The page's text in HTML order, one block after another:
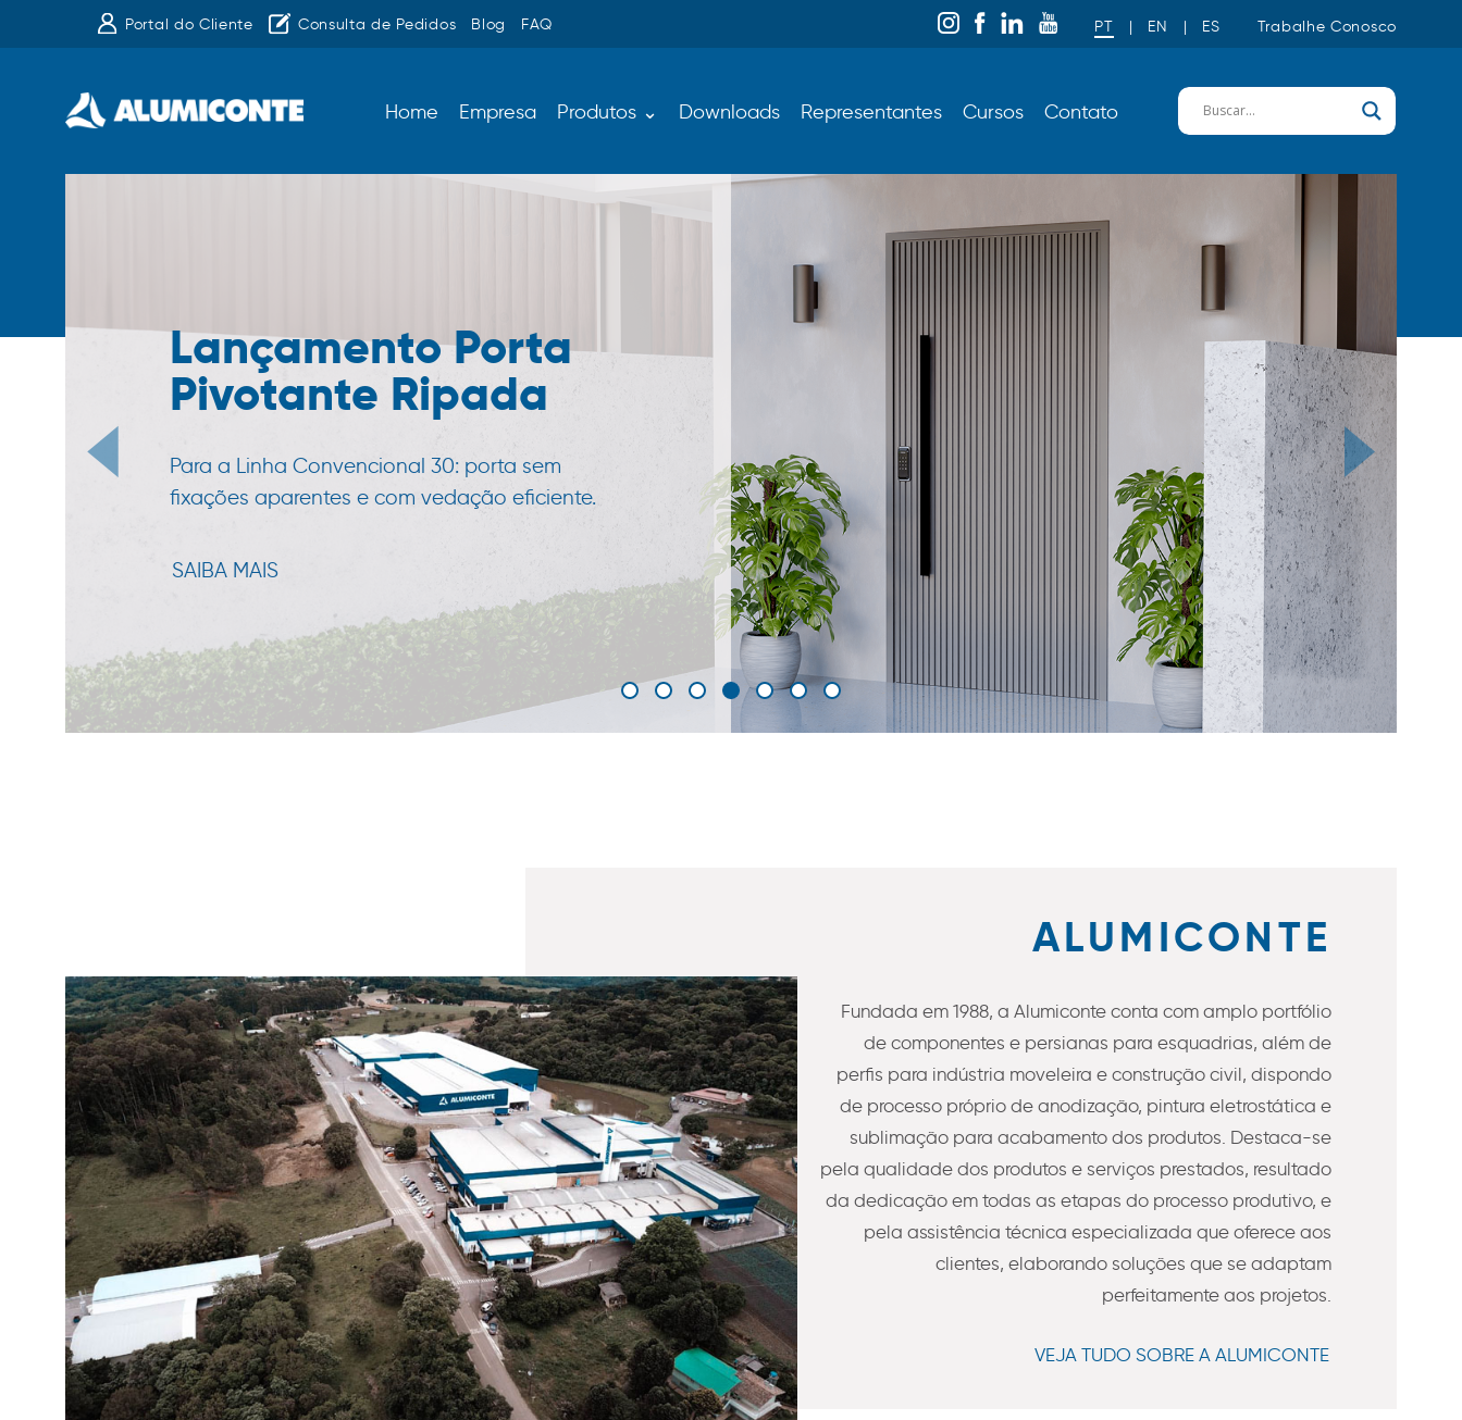
Portal do Cliente Consulta de Pedidos Blog FAQ PT | EN | ES Trabalhe Conosco
Home Empresa Produtos ⌄ Downloads Representantes Cursos Contato
Lançamento Porta
Pivotante Ripada
Para a Linha Convencional 30: porta sem
fixações aparentes e com vedação eficiente.
SAIBA MAIS
ALUMICONTE
Fundada em 1988, a Alumiconte conta com amplo portfólio
de componentes e persianas para esquadrias, além de
perfis para indústria moveleira e construção civil, dispondo
de processo próprio de anodização, pintura eletrostática e
sublimação para acabamento dos produtos. Destaca-se
pela qualidade dos produtos e serviços prestados, resultado
da dedicação em todas as etapas do processo produtivo, e
pela assistência técnica especializada que oferece aos
clientes, elaborando soluções que se adaptam
perfeitamente aos projetos.
VEJA TUDO SOBRE A ALUMICONTE